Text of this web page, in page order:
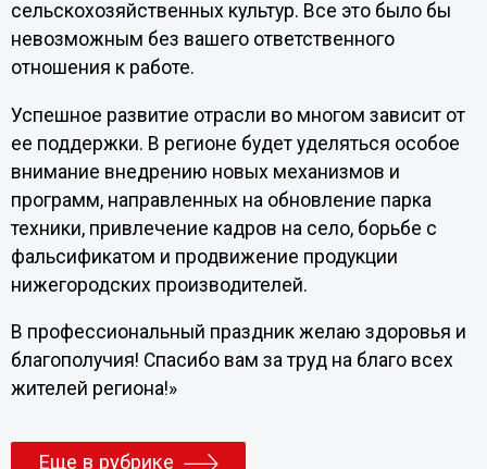
сельскохозяйственных культур. Все это было бы
невозможным без вашего ответственного
отношения к работе.
Успешное развитие отрасли во многом зависит от
ее поддержки. В регионе будет уделяться особое
внимание внедрению новых механизмов и
программ, направленных на обновление парка
техники, привлечение кадров на село, борьбе с
фальсификатом и продвижение продукции
нижегородских производителей.
В профессиональный праздник желаю здоровья и
благополучия! Спасибо вам за труд на благо всех
жителей региона!»
Еще в рубрике